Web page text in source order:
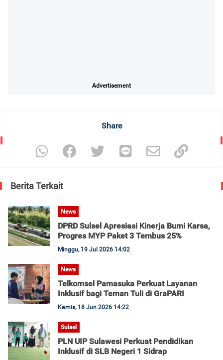
Advertisement
Share
Berita Terkait
News
DPRD Sulsel Apresiasi Kinerja Bumi Karsa,
Progres MYP Paket 3 Tembus 25%
Minggu, 19 Jul 2026 14:02
News
Telkomsel Pamasuka Perkuat Layanan
Inklusif bagi Teman Tuli di GraPARI
Kamis, 18 Jun 2026 14:22
Sulsel
PLN UIP Sulawesi Perkuat Pendidikan
Inklusif di SLB Negeri 1 Sidrap